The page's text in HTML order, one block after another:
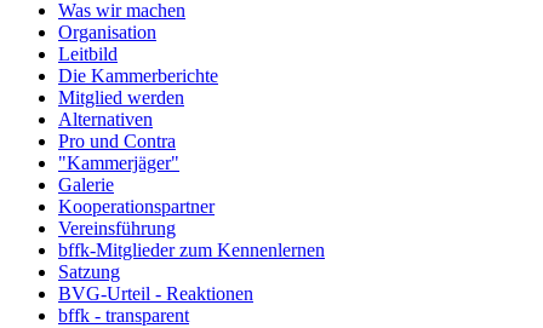
Was wir machen
Organisation
Leitbild
Die Kammerberichte
Mitglied werden
Alternativen
Pro und Contra
"Kammerjäger"
Galerie
Kooperationspartner
Vereinsführung
bffk-Mitglieder zum Kennenlernen
Satzung
BVG-Urteil - Reaktionen
bffk - transparent